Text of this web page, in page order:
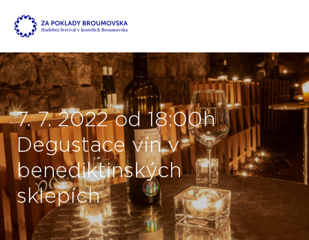
7. 7. 2022 od 18:00h
Degustace vín v
benediktinských
sklepích